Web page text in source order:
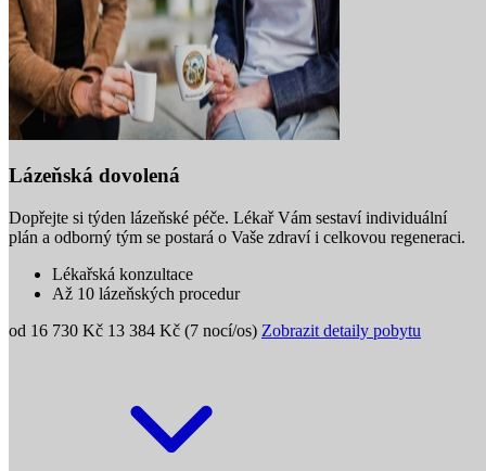
Lázeňská dovolená
Dopřejte si týden lázeňské péče. Lékař Vám sestaví individuální
plán a odborný tým se postará o Vaše zdraví i celkovou regeneraci.
Lékařská konzultace
Až 10 lázeňských procedur
od 16 730 Kč 13 384 Kč (7 nocí/os) Zobrazit detaily pobytu